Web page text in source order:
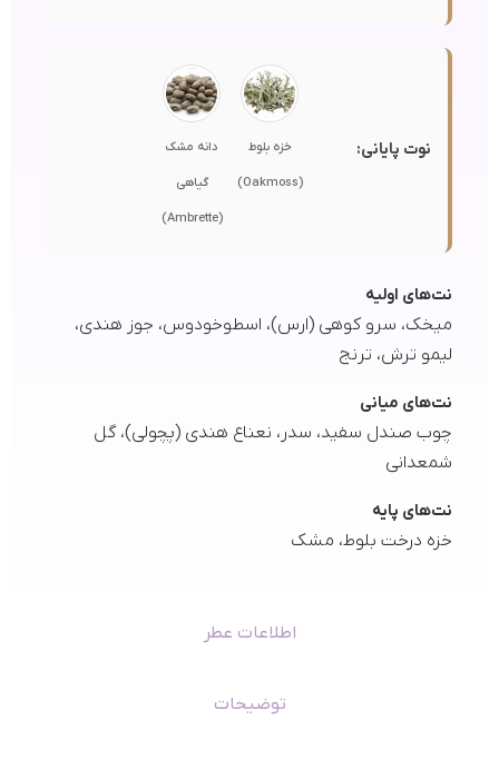
اطلاعات عطر
توضیحات
نوت پایانی: خزه بلوط
(Oakmoss)
دانه مشک
گیاهی
(Ambrette)
نت‌های اولیه
میخک، سرو کوهی (ارس)، اسطوخودوس، جوز هندی،
لیمو ترش، ترنج
نت‌های میانی
چوب صندل سفید، سدر، نعناع هندی (پچولی)، گل
شمعدانی
نت‌های پایه
خزه درخت بلوط، مشک